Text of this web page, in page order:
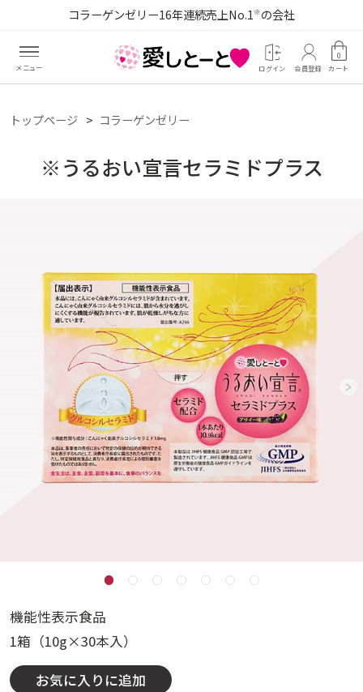
コラーゲンゼリー16年連続売上No.1 ※の会社
ログイン 会員登録 カート
0
トップページ コラーゲンゼリー
※うるおい宣言セラミドプラス
機能性表示食品
1箱（10g×30本入）
お気に入りに追加